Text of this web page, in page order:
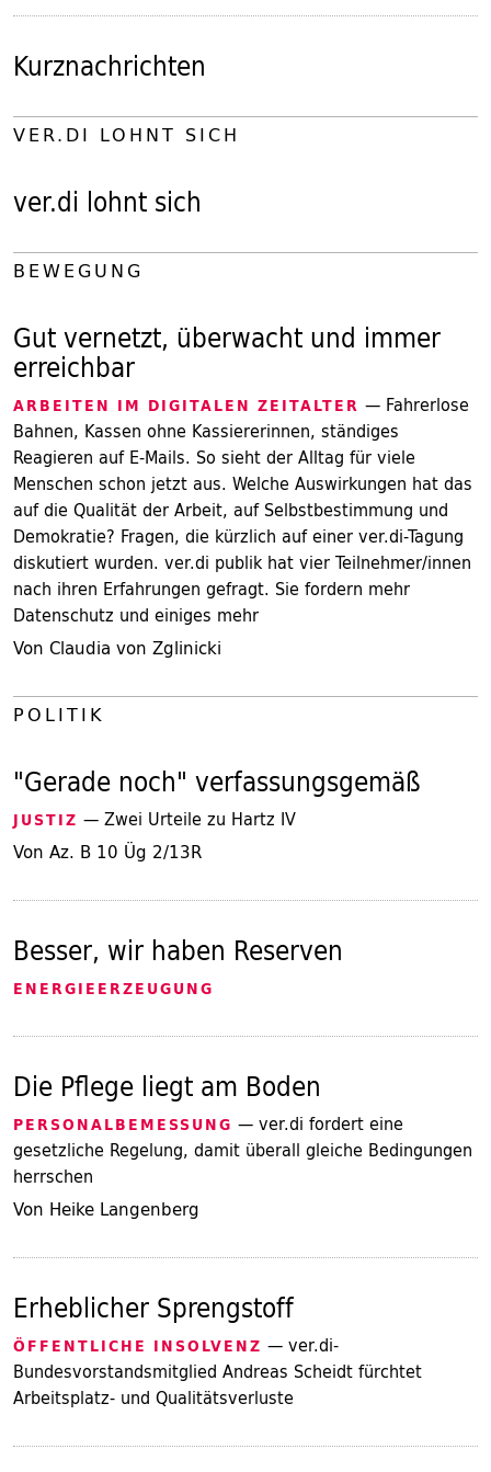
Kurznachrichten
VER.DI LOHNT SICH
ver.di lohnt sich
BEWEGUNG
Gut vernetzt, überwacht und immer
erreichbar
ARBEITEN IM DIGITALEN ZEITALTER — Fahrerlose
Bahnen, Kassen ohne Kassiererinnen, ständiges
Reagieren auf E-Mails. So sieht der Alltag für viele
Menschen schon jetzt aus. Welche Auswirkungen hat das
auf die Qualität der Arbeit, auf Selbstbestimmung und
Demokratie? Fragen, die kürzlich auf einer ver.di-Tagung
diskutiert wurden. ver.di publik hat vier Teilnehmer/innen
nach ihren Erfahrungen gefragt. Sie fordern mehr
Datenschutz und einiges mehr
Von Claudia von Zglinicki
POLITIK
"Gerade noch" verfassungsgemäß
JUSTIZ — Zwei Urteile zu Hartz IV
Von Az. B 10 Üg 2/13R
Besser, wir haben Reserven
ENERGIEERZEUGUNG
Die Pflege liegt am Boden
PERSONALBEMESSUNG — ver.di fordert eine
gesetzliche Regelung, damit überall gleiche Bedingungen
herrschen
Von Heike Langenberg
Erheblicher Sprengstoff
ÖFFENTLICHE INSOLVENZ — ver.di-
Bundesvorstandsmitglied Andreas Scheidt fürchtet
Arbeitsplatz- und Qualitätsverluste